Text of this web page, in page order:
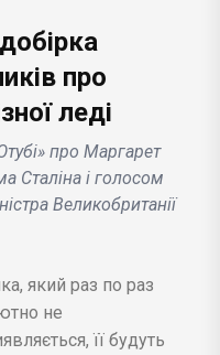
про
леді
про Маргарет
Сталіна і голосом
Великобританії
який раз по раз
не
її будуть